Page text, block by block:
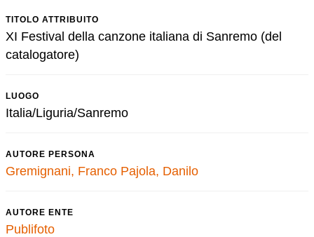
TITOLO ATTRIBUITO
XI Festival della canzone italiana di Sanremo (del
catalogatore)
LUOGO
Italia/Liguria/Sanremo
AUTORE PERSONA
Gremignani, Franco Pajola, Danilo
AUTORE ENTE
Publifoto